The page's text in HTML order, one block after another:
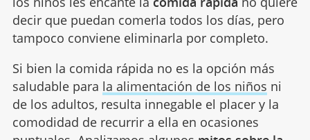
decir que puedan comerla todos los días, pero
tampoco conviene eliminarla por completo.
Si bien la comida rápida no es la opción más
saludable para la alimentación de los niños ni
de los adultos, resulta innegable el placer y la
comodidad de recurrir a ella en ocasiones